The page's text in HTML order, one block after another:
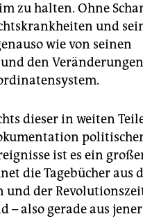
zu halten. Ohne
und
wie von seinen
den
dieser in weiten
ist es ein
die Tagebücher aus
und der
– also gerade aus